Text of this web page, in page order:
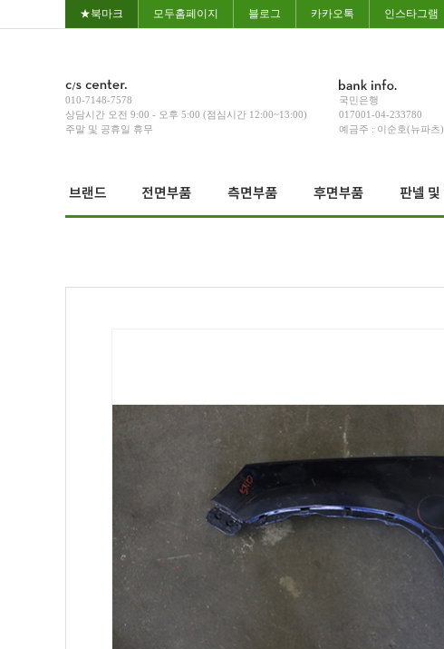
★북마크 모두홈페이지 블로그 카카오톡 인스타그램
010-7148-7578
상담시간 오전 9:00 - 오후 5:00 (점심시간 12:00~13:00)
주말 및 공휴일 휴무
국민은행
017001-04-233780
예금주 : 이순호(뉴파츠)